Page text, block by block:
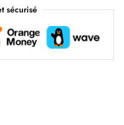
sécurisé